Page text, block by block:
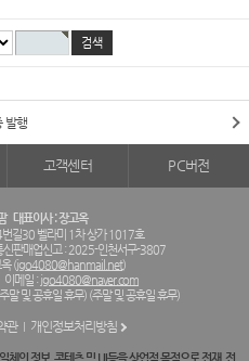
발행
고객센터 PC버전
대표이사 : 장고옥
길30 벨라미 1차 상가 1017호
신판매업신고 : 2025-인천서구-3807
(jgo4080@hanmail.net)
이메일 : jgo4080@naver.com
및 공휴일 휴무) (주말 및 공휴일 휴무)
관 개인정보처리방침